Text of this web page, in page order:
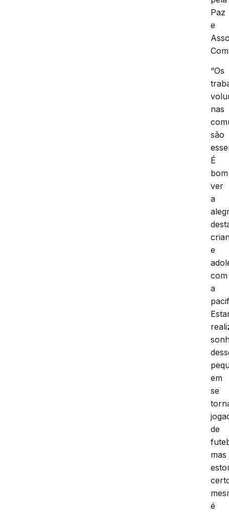
Paz
e
“Os
nas
são
É
bom
ver
a
e
com
a
em
se
de
mas
é